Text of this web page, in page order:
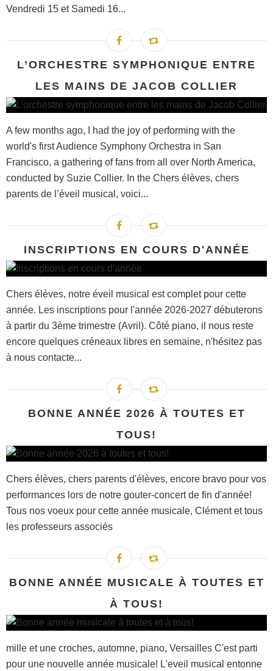
Vendredi 15 et Samedi 16...
L’ORCHESTRE SYMPHONIQUE ENTRE
LES MAINS DE JACOB COLLIER
A few months ago, I had the joy of performing with the
world's first Audience Symphony Orchestra in San
Francisco, a gathering of fans from all over North America,
conducted by Suzie Collier. In the Chers élèves, chers
parents de l’éveil musical, voici...
INSCRIPTIONS EN COURS D'ANNÉE
Chers élèves, notre éveil musical est complet pour cette
année. Les inscriptions pour l'année 2026-2027 débuterons
à partir du 3ème trimestre (Avril). Côté piano, il nous reste
encore quelques créneaux libres en semaine, n'hésitez pas
à nous contacte...
BONNE ANNÉE 2026 À TOUTES ET
TOUS!
Chers élèves, chers parents d'élèves, encore bravo pour vos
performances lors de notre gouter-concert de fin d'année!
Tous nos voeux pour cette année musicale, Clément et tous
les professeurs associés
BONNE ANNÉE MUSICALE À TOUTES ET
À TOUS!
mille et une croches, automne, piano, Versailles C'est parti
pour une nouvelle année musicale! L'eveil musical entonne